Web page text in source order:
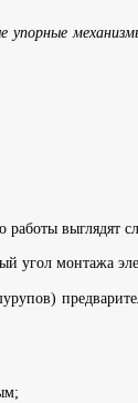
упорные
работы выглядят
угол монтажа